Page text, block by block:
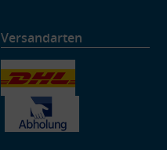
Versandarten